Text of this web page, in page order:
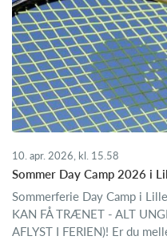
10. apr. 2026, kl. 15.58
Sommer Day Camp 2026 i
Sommerferie Day Camp i
KAN FÅ TRÆNET - ALT
AFLYST I FERIEN)! Er du